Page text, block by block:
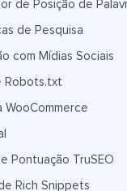
de Posição de
de Pesquisa
com Mídias Sociais
Robots.txt
WooCommerce
Pontuação TruSEO
Rich Snippets